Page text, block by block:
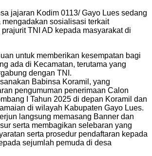
jajaran Kodim 0113/ Gayo Lues sedang
sosialisasi terkait
TNI AD kepada masyarakat di
untuk memberikan kesempatan bagi
ada di Kecamatan, terutama yang
dengan TNI.
Babinsa Koramil, yang
pengumuman penerimaan Calon
I Tahun 2025 di depan Koramil dan
di wilayah Kabupaten Gayo Lues.
langsung memasang Banner dan
serta membagikan selebaran yang
serta prosedur pendaftaran kepada
sejumlah pemuda di desa